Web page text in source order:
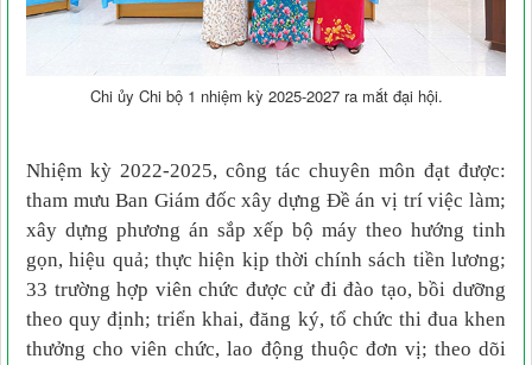
Chi ủy Chi bộ 1 nhiệm kỳ 2025-2027 ra mắt đại hội.
Nhiệm kỳ 2022-2025, công tác chuyên môn đạt được:
tham mưu Ban Giám đốc xây dựng Đề án vị trí việc làm;
xây dựng phương án sắp xếp bộ máy theo hướng tinh
gọn, hiệu quả; thực hiện kịp thời chính sách tiền lương;
33 trường hợp viên chức được cử đi đào tạo, bồi dưỡng
theo quy định; triển khai, đăng ký, tổ chức thi đua khen
thưởng cho viên chức, lao động thuộc đơn vị; theo dõi